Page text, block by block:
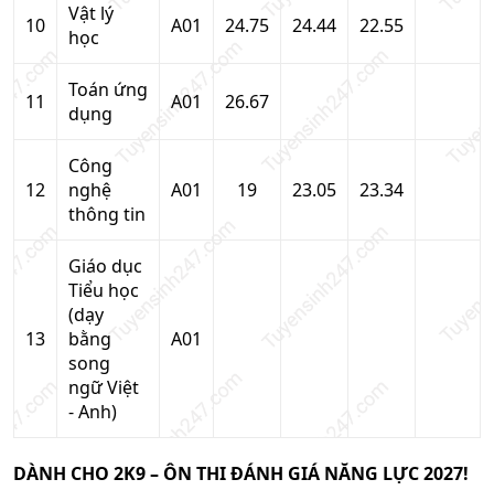
10
Vật lý
học
A01 24.75 24.44 22.55
11
Toán ứng
dụng
A01 26.67
12
Công
nghệ
thông tin
A01 19 23.05 23.34
13
Giáo dục
Tiểu học
(dạy
bằng
song
ngữ Việt
- Anh)
A01
DÀNH CHO 2K9 – ÔN THI ĐÁNH GIÁ NĂNG LỰC 2027!